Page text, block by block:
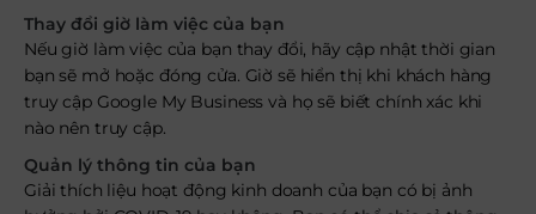
Thay đổi giờ làm việc của bạn
Nếu giờ làm việc của bạn thay đổi, hãy cập nhật thời gian
bạn sẽ mở hoặc đóng cửa. Giờ sẽ hiển thị khi khách hàng
truy cập Google My Business và họ sẽ biết chính xác khi
nào nên truy cập.
Quản lý thông tin của bạn
Giải thích liệu hoạt động kinh doanh của bạn có bị ảnh